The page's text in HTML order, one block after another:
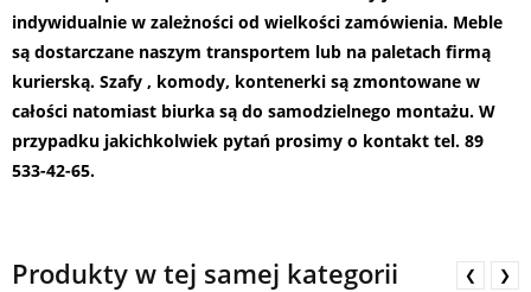
indywidualnie w zależności od wielkości zamówienia. Meble
są dostarczane naszym transportem lub na paletach firmą
kurierską. Szafy , komody, kontenerki są zmontowane w
całości natomiast biurka są do samodzielnego montażu. W
przypadku jakichkolwiek pytań prosimy o kontakt tel. 89
533-42-65.
Produkty w tej samej kategorii ❮ ❯